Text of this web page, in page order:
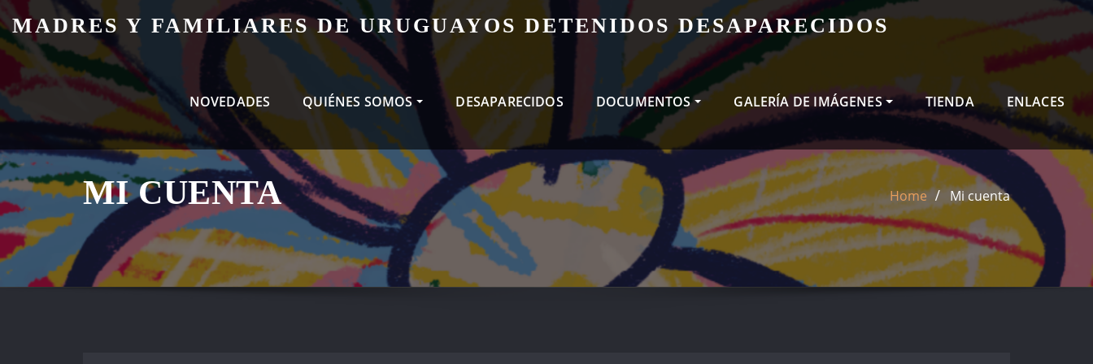
Skip
to
content
MADRES Y FAMILIARES DE URUGUAYOS DETENIDOS DESAPARECIDOS
NOVEDADES QUIÉNES SOMOS DESAPARECIDOS DOCUMENTOS GALERÍA DE IMÁGENES TIENDA ENLACES
MI CUENTA Home Mi cuenta